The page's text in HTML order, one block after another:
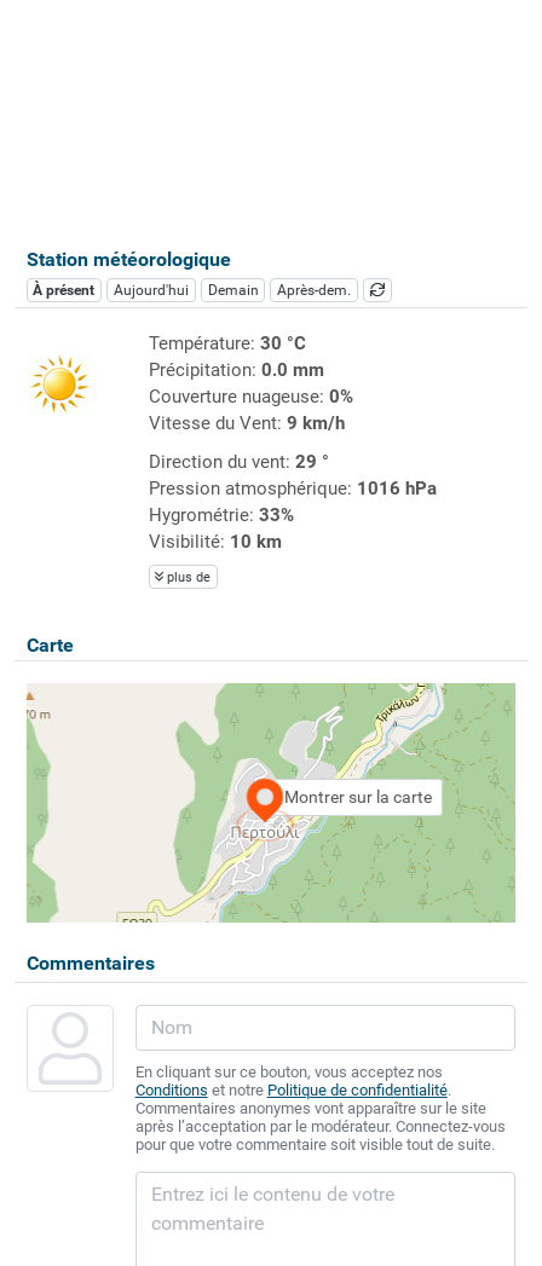
Station météorologique
À présent Aujourd'hui Demain Après-dem.
Température: 30 °C
Précipitation: 0.0 mm
Couverture nuageuse: 0%
Vitesse du Vent: 9 km/h
Direction du vent: 29 °
Pression atmosphérique: 1016 hPa
Hygrométrie: 33%
Visibilité: 10 km
plus de
Carte
Montrer sur la carte
Commentaires
En cliquant sur ce bouton, vous acceptez nos
Conditions et notre Politique de confidentialité.
Commentaires anonymes vont apparaître sur le site
après l’acceptation par le modérateur. Connectez-vous
pour que votre commentaire soit visible tout de suite.